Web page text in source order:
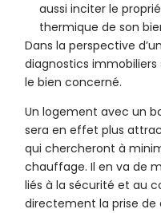
aussi inciter le
thermique de son
Dans la perspective
diagnostics
le bien concerné.
Un logement avec un
sera en effet plus
qui chercheront à
chauffage. Il en va de
liés à la sécurité et au
directement la prise de